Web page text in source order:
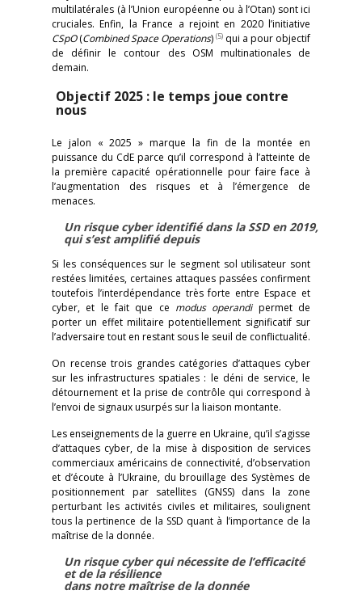
multilatérales (à l’Union européenne ou à l’Otan) sont ici
cruciales. Enfin, la France a rejoint en 2020 l’initiative
CSpO(Combined Space Operations) (5) qui a pour objectif
de définir le contour des OSM multinationales de
demain.
Objectif 2025 : le temps joue contre
nous
Le jalon « 2025 » marque la fin de la montée en
puissance du CdE parce qu’il correspond à l’atteinte de
la première capacité opérationnelle pour faire face à
l’augmentation des risques et à l’émergence de
menaces.
Un risque cyber identifié dans la SSD en 2019,
qui s’est amplifié depuis
Si les conséquences sur le segment sol utilisateur sont
restées limitées, certaines attaques passées confirment
toutefois l’interdépendance très forte entre Espace et
cyber, et le fait que ce modus operandipermet de
porter un effet militaire potentiellement significatif sur
l’adversaire tout en restant sous le seuil de conflictualité.
On recense trois grandes catégories d’attaques cyber
sur les infrastructures spatiales : le déni de service, le
détournement et la prise de contrôle qui correspond à
l’envoi de signaux usurpés sur la liaison montante.
Les enseignements de la guerre en Ukraine, qu’il s’agisse
d’attaques cyber, de la mise à disposition de services
commerciaux américains de connectivité, d’observation
et d’écoute à l’Ukraine, du brouillage des Systèmes de
positionnement par satellites (GNSS) dans la zone
perturbant les activités civiles et militaires, soulignent
tous la pertinence de la SSD quant à l’importance de la
maîtrise de la donnée.
Un risque cyber qui nécessite de l’efficacité
et de la résilience
dans notre maîtrise de la donnée